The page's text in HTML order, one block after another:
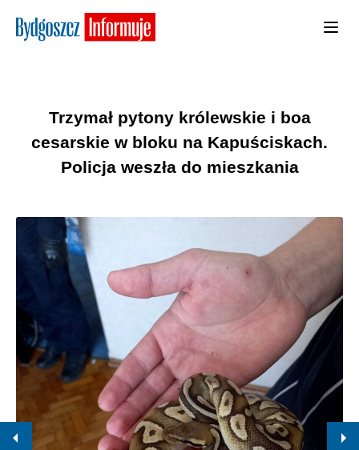
Trzymał pytony królewskie i boa
cesarskie w bloku na Kapuściskach.
Policja weszła do mieszkania